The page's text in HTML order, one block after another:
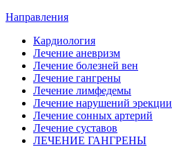
Направления
Кардиология
Лечение аневризм
Лечение болезней вен
Лечение гангрены
Лечение лимфедемы
Лечение нарушений эрекции
Лечение сонных артерий
Лечение суставов
ЛЕЧЕНИЕ ГАНГРЕНЫ